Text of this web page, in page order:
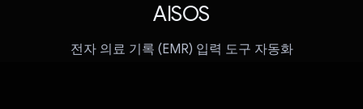
AISOS
전자 의료 기록 (EMR) 입력 도구 자동화